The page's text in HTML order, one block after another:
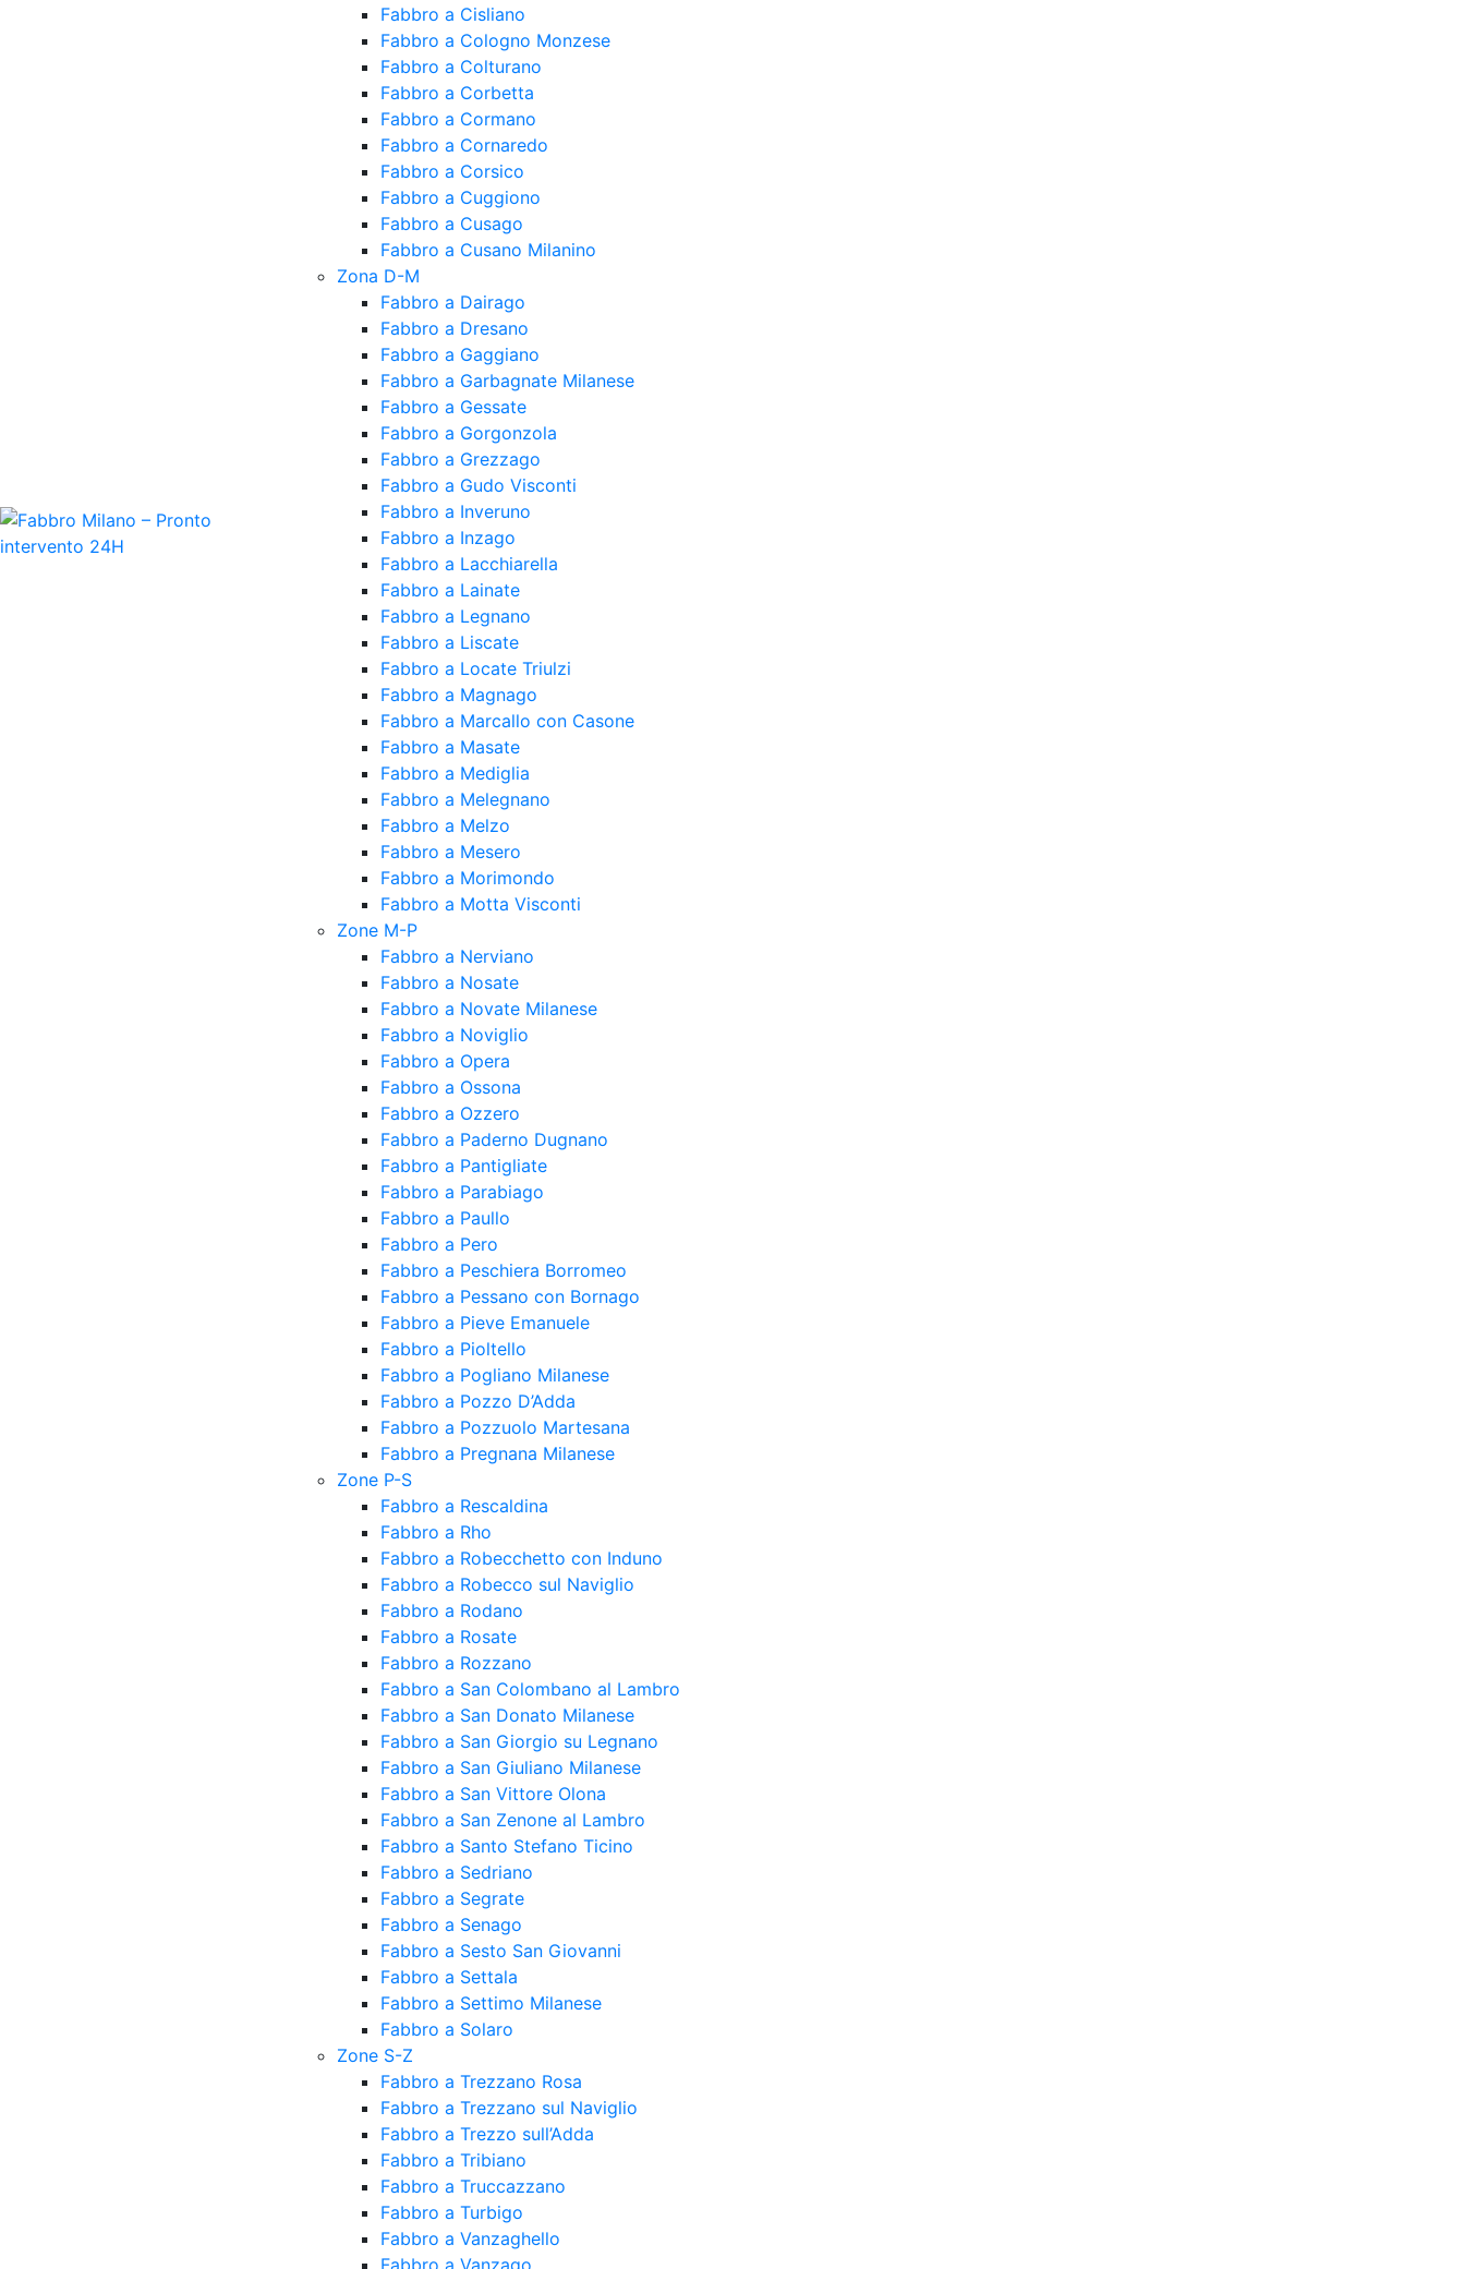
Fabbro a Cisliano
Fabbro a Cologno Monzese
Fabbro a Colturano
Fabbro a Corbetta
Fabbro a Cormano
Fabbro a Cornaredo
Fabbro a Corsico
Fabbro a Cuggiono
Fabbro a Cusago
Fabbro a Cusano Milanino
Zona D-M
Fabbro a Dairago
Fabbro a Dresano
Fabbro a Gaggiano
Fabbro a Garbagnate Milanese
Fabbro a Gessate
Fabbro a Gorgonzola
Fabbro a Grezzago
Fabbro a Gudo Visconti
Fabbro a Inveruno
Fabbro a Inzago
Fabbro a Lacchiarella
Fabbro a Lainate
Fabbro a Legnano
Fabbro a Liscate
Fabbro a Locate Triulzi
Fabbro a Magnago
Fabbro a Marcallo con Casone
Fabbro a Masate
Fabbro a Mediglia
Fabbro a Melegnano
Fabbro a Melzo
Fabbro a Mesero
Fabbro a Morimondo
Fabbro a Motta Visconti
Zone M-P
Fabbro a Nerviano
Fabbro a Nosate
Fabbro a Novate Milanese
Fabbro a Noviglio
Fabbro a Opera
Fabbro a Ossona
Fabbro a Ozzero
Fabbro a Paderno Dugnano
Fabbro a Pantigliate
Fabbro a Parabiago
Fabbro a Paullo
Fabbro a Pero
Fabbro a Peschiera Borromeo
Fabbro a Pessano con Bornago
Fabbro a Pieve Emanuele
Fabbro a Pioltello
Fabbro a Pogliano Milanese
Fabbro a Pozzo D’Adda
Fabbro a Pozzuolo Martesana
Fabbro a Pregnana Milanese
Zone P-S
Fabbro a Rescaldina
Fabbro a Rho
Fabbro a Robecchetto con Induno
Fabbro a Robecco sul Naviglio
Fabbro a Rodano
Fabbro a Rosate
Fabbro a Rozzano
Fabbro a San Colombano al Lambro
Fabbro a San Donato Milanese
Fabbro a San Giorgio su Legnano
Fabbro a San Giuliano Milanese
Fabbro a San Vittore Olona
Fabbro a San Zenone al Lambro
Fabbro a Santo Stefano Ticino
Fabbro a Sedriano
Fabbro a Segrate
Fabbro a Senago
Fabbro a Sesto San Giovanni
Fabbro a Settala
Fabbro a Settimo Milanese
Fabbro a Solaro
Zone S-Z
Fabbro a Trezzano Rosa
Fabbro a Trezzano sul Naviglio
Fabbro a Trezzo sull’Adda
Fabbro a Tribiano
Fabbro a Truccazzano
Fabbro a Turbigo
Fabbro a Vanzaghello
Fabbro a Vanzago